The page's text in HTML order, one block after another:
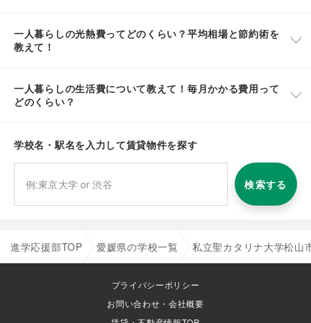
一人暮らしの光熱費ってどのくらい？平均相場と節約術を
教えて！
一人暮らしの生活費について教えて！毎月かかる費用って
どのくらい？
学校名・駅名を入力して賃貸物件を探す
検索する
進学応援部TOP 愛媛県の学校一覧 私立聖カタリナ大学松山
プライバシーポリシー
お問い合わせ・会社概要